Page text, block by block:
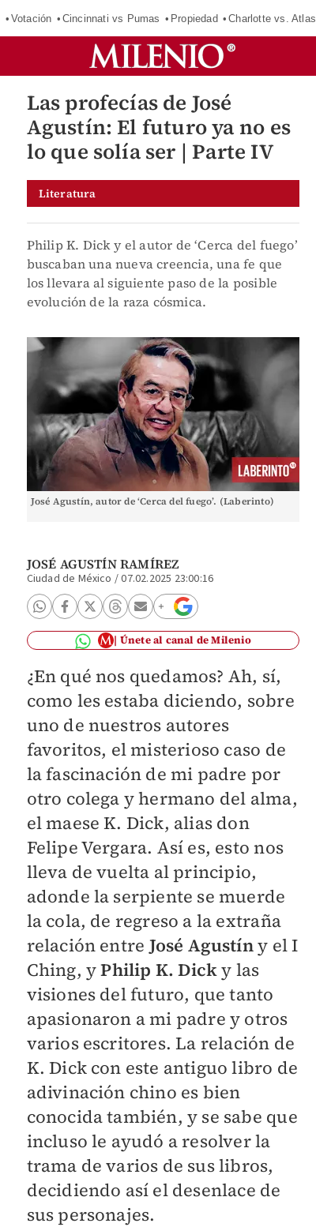
Votación Cincinnati vs Pumas Propiedad Charlotte vs. Atlas
Las profecías de José
Agustín: El futuro ya no es
lo que solía ser | Parte IV
Literatura
Philip K. Dick y el autor de ‘Cerca del fuego’
buscaban una nueva creencia, una fe que
los llevara al siguiente paso de la posible
evolución de la raza cósmica.
José Agustín, autor de ‘Cerca del fuego’. (Laberinto)
JOSÉ AGUSTÍN RAMÍREZ
Ciudad de México /07.02.2025 23:00:16
Únete al canal de Milenio
¿En qué nos quedamos? Ah, sí,
como les estaba diciendo, sobre
uno de nuestros autores
favoritos, el misterioso caso de
la fascinación de mi padre por
otro colega y hermano del alma,
el maese K. Dick, alias don
Felipe Vergara. Así es, esto nos
lleva de vuelta al principio,
adonde la serpiente se muerde
la cola, de regreso a la extraña
relación entre José Agustíny el I
Ching, yPhilip K. Dicky las
visiones del futuro, que tanto
apasionaron a mi padre y otros
varios escritores. La relación de
K. Dick con este antiguo libro de
adivinación chino es bien
conocida también, y se sabe que
incluso le ayudó a resolver la
trama de varios de sus libros,
decidiendo así el desenlace de
sus personajes.